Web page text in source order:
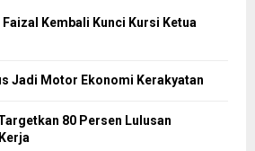
Kembali Kunci Kursi Ketua
Jadi Motor Ekonomi Kerakyatan
80 Persen Lulusan